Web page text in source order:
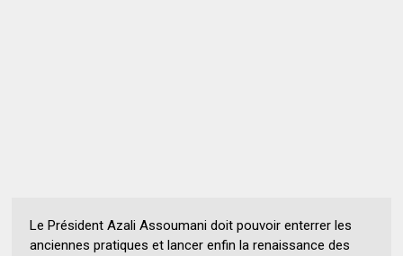
Le Président Azali Assoumani doit pouvoir enterrer les
anciennes pratiques et lancer enfin la renaissance des